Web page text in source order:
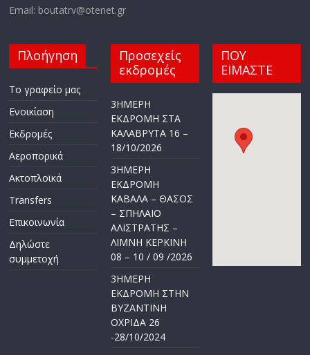
Email: boutatrv@otenet.gr
Πλοήγηση
Το γραφείο μας
Ενοικίαση
Εκδρομές
Αεροπορικά
Ακτοπλοϊκά
Transfers
Επικοινωνία
Δηλώστε
συμμετοχή
Προσεχείς
εκδρομές
3ΗΜΕΡΗ
ΕΚΔΡΟΜΗ ΣΤΑ
ΚΑΛΑΒΡΥΤΑ 16 –
18/10/2026
3ΗΜΕΡΗ
ΕΚΔΡΟΜΗ
ΚΑΒΑΛΑ – ΘΑΣΟΣ
– ΣΠΗΛΑΙΟ
ΑΛΙΣΤΡΑΤΗΣ –
ΛΙΜΝΗ ΚΕΡΚΙΝΗ
08 – 10 / 09 /2026
3ΗΜΕΡΗ
ΕΚΔΡΟΜΗ ΣΤΗΝ
ΒΥΖΑΝΤΙΝΗ
ΟΧΡΙΔΑ 26
-28/10/2024
ΠΟΥ
ΕΙΜΑΣΤΕ